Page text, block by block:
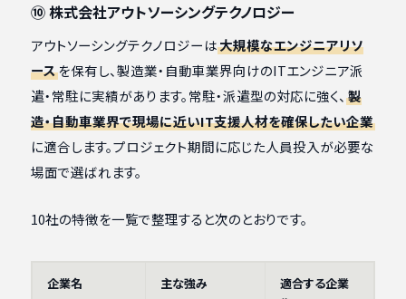
⑩ 株式会社アウトソーシングテクノロジー
アウトソーシングテクノロジーは大規模なエンジニアリソ
ースを保有し、製造業・自動車業界向けのITエンジニア派
遣・常駐に実績があります。常駐・派遣型の対応に強く、 製
造・自動車業界で現場に近いIT支援人材を確保したい企業
に適合します。プロジェクト期間に応じた人員投入が必要な
場面で選ばれます。
10社の特徴を一覧で整理すると次のとおりです。
企業名 主な強み
適合する企業